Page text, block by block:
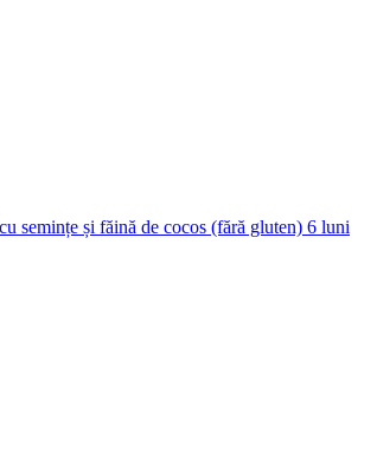
semințe și făină de cocos (fără gluten) 6 luni